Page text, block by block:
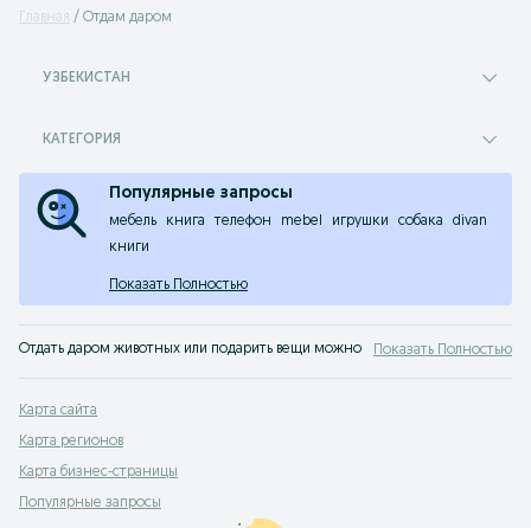
Главная Отдам даром
УЗБЕКИСТАН
КАТЕГОРИЯ
Популярные запросы
мебель книга телефон mebel игрушки собака
divan
книги
Показать Полностью
Отдать даром животных или подарить вещи можно на Slando - сайте
Показать Полностью
Карта сайта
Карта регионов
Карта бизнес-страницы
Популярные запросы